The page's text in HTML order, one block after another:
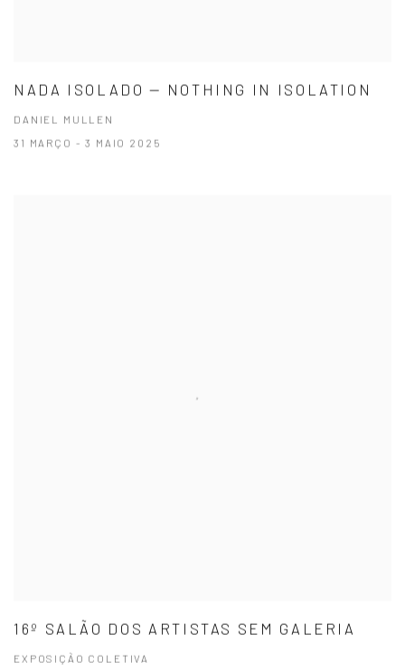
NADA ISOLADO — NOTHING IN ISOLATION
DANIEL MULLEN
31 MARÇO - 3 MAIO 2025
16º SALÃO DOS ARTISTAS SEM GALERIA
EXPOSIÇÃO COLETIVA